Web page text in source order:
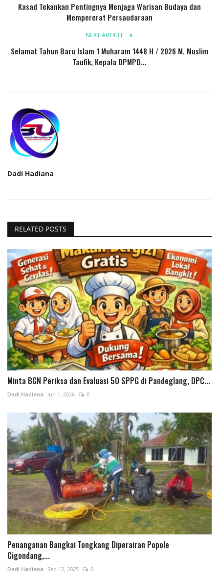
Kasad Tekankan Pentingnya Menjaga Warisan Budaya dan
Mempererat Persaudaraan
NEXT ARTICLE
Selamat Tahun Baru Islam 1 Muharam 1448 H / 2026 M, Muslim
Taufik, Kepala DPMPD...
Dadi Hadiana
RELATED POSTS
Minta BGN Periksa dan Evaluasi 50 SPPG di Pandeglang, DPC...
Dadi Hadiana Jun 1, 2026 0
Penanganan Bangkai Tongkang Diperairan Popole
Cigondang,...
Dadi Hadiana Sep 12, 2025 0